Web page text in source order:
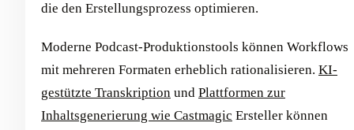
die den Erstellungsprozess optimieren.
Moderne Podcast-Produktionstools können Workflows
mit mehreren Formaten erheblich rationalisieren. KI-
gestützte Transkription und Plattformen zur
Inhaltsgenerierung wie Castmagic Ersteller können